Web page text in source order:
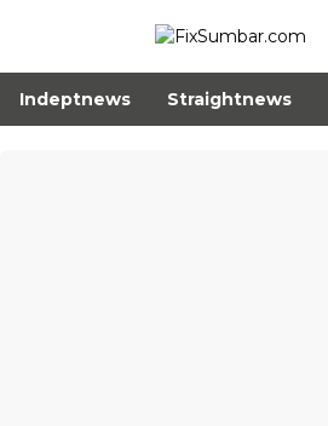
Indeptnews Straightnews